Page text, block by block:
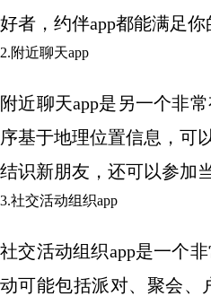
好者，约伴app都能满足
2.附近聊天app
附近聊天app是另一个非
序基于地理位置信息，可
结识新朋友，还可以参加
3.社交活动组织app
社交活动组织app是一个
动可能包括派对、聚会、